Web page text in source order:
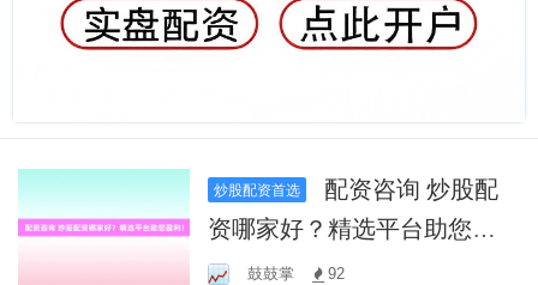
炒股配资首选
资哪家好？精选平台助您盈
利！鼓鼓掌 92